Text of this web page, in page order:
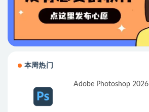
本周热门
Adobe Photoshop 2026